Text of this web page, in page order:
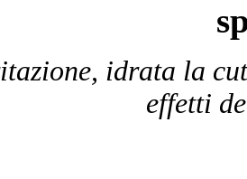
idrata la
effetti